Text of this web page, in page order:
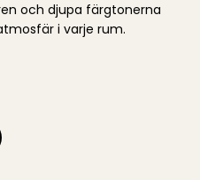
och djupa färgtonerna
i varje rum.